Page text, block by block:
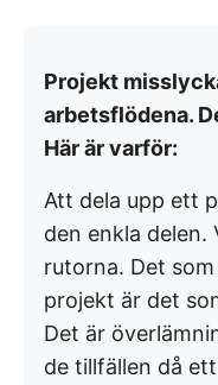
Projekt
arbetsflödena.
Här är varför:
Att dela upp ett
den enkla delen.
rutorna. Det
projekt är det
Det är
de tillfällen då